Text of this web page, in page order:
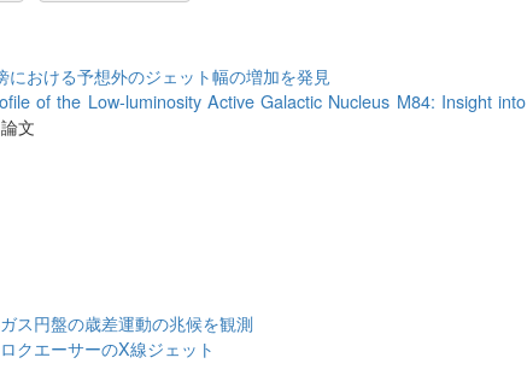
おける予想外のジェット幅の増加を発見
of the Low-luminosity Active Galactic Nucleus M84: Insight into
論文
ス円盤の歳差運動の兆候を観測
クエーサーのX線ジェット